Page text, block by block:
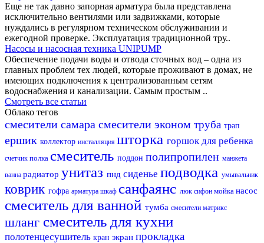
Еще не так давно запорная арматура была представлена
исключительно вентилями или задвижками, которые
нуждались в регулярном техническом обслуживании и
ежегодной проверке. Эксплуатация традиционной тру..
Насосы и насосная техника UNIPUMP
Обеспечение подачи воды и отвода сточных вод – одна из
главных проблем тех людей, которые проживают в домах, не
имеющих подключения к централизованным сетям
водоснабжения и канализации. Самым простым ..
Смотреть все статьи
Облако тегов
смесители самара смесители эконом труба трап
ершик коллектор инсталляция шторка горшок для ребенка
счетчик полка смеситель поддон полипропилен манжета
ванна радиатор унитаз пнд сиденье подводка умывальник
коврик гофра арматура шкаф санфаянс люк сифон мойка насос
смеситель для ванной тумба смесители матрикс
шланг смеситель для кухни
полотенцесушитель кран экран прокладка